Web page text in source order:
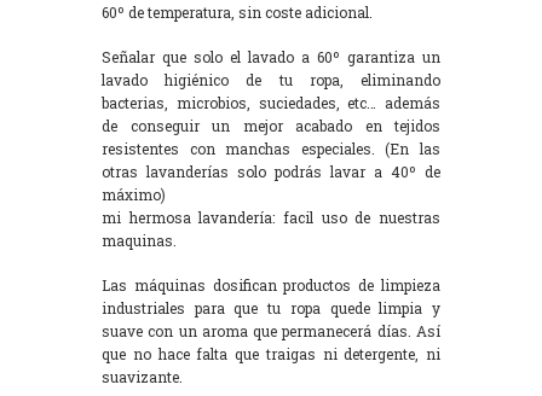
60º de temperatura, sin coste adicional.
Señalar que solo el lavado a 60º garantiza un
lavado higiénico de tu ropa, eliminando
bacterias, microbios, suciedades, etc… además
de conseguir un mejor acabado en tejidos
resistentes con manchas especiales. (En las
otras lavanderías solo podrás lavar a 40º de
máximo)
mi hermosa lavandería: facil uso de nuestras
maquinas.
Las máquinas dosifican productos de limpieza
industriales para que tu ropa quede limpia y
suave con un aroma que permanecerá días. Así
que no hace falta que traigas ni detergente, ni
suavizante.